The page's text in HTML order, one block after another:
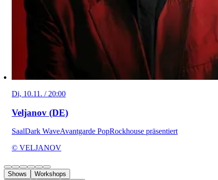
Di, 10.11. / 20:00
Veljanov (DE)
SaalDark WaveAvantgarde PopRockhouse präsentiert
© VELJANOV
Shows
Workshops